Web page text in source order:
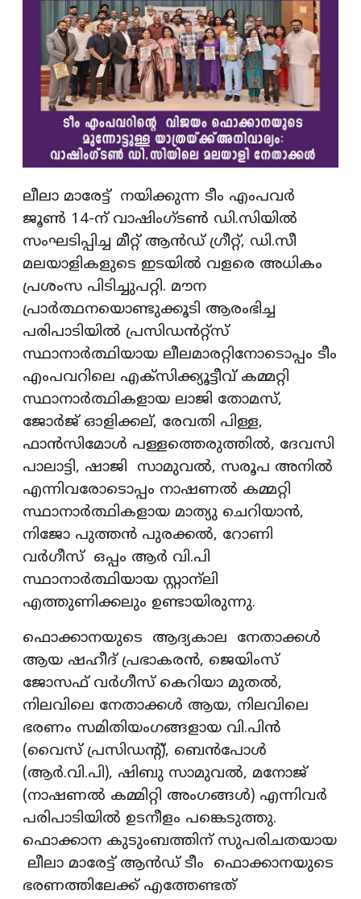
ലീലാ മാരേട്ട് നയിക്കുന്ന ടീം എംപവര്‍
ജൂൺ 14-ന് വാഷിംഗ്ടൺ ഡി.സിയിൽ
സംഘടിപ്പിച്ച മീറ്റ് ആന്‍ഡ് ഗ്രീറ്റ്, ഡി.സീ
മലയാളികളുടെ ഇടയിൽ വളരെ അധികം
പ്രശംസ പിടിച്ചുപറ്റി. മൗന
പ്രാർത്ഥനയൊണ്ടുക്കൂടി ആരംഭിച്ച
പരിപാടിയിൽ പ്രസിഡൻറ്റ്സ്
സ്ഥാനാർത്ഥിയായ ലീലമാരറ്റിനോടൊപ്പം ടീം
എംപവറിലെ എക്സിക്ക്യൂട്ടീവ് കമ്മറ്റി
സ്ഥാനാർത്ഥികളായ ലാജി തോമസ്,
ജോർജ് ഓളിക്കല്, രേവതി പിള്ള,
ഫാൻസിമോൾ പള്ളത്തെരുത്തിൽ, ദേവസി
പാലാട്ടി, ഷാജി സാമുവൽ, സരൂപ അനിൽ
എന്നിവരോടൊപ്പം നാഷണൽ കമ്മറ്റി
സ്ഥാനാർത്ഥികളായ മാത്യു ചെറിയാൻ,
നിജോ പുത്തൻ പുരക്കൽ, റോണി
വർഗീസ് ഒപ്പം ആര്‍ വി.പി
സ്ഥാനാർത്ഥിയായ സ്റ്റാന്ലി
എത്തുണിക്കലും ഉണ്ടായിരുന്നു.
ഫൊക്കാനയുടെ ആദ്യകാല നേതാക്കൾ
ആയ ഷഹീദ് പ്രഭാകരൻ, ജെയിംസ്
ജോസഫ് വർഗീസ് കെറിയാ മുതൽ,
നിലവിലെ നേതാക്കൾ ആയ, നിലവിലെ
ഭരണം സമിതിയംഗങ്ങളായ വി.പിൻ
(വൈസ് പ്രസിഡന്റ്), ബെൻപോൾ
(ആർ.വി.പി), ഷിബു സാമുവൽ, മനോജ്
(നാഷണൽ കമ്മിറ്റി അംഗങ്ങൾ) എന്നിവർ
പരിപാടിയിൽ ഉടനീളം പങ്കെടുത്തു.
ഫൊക്കാന കുടുംബത്തിന് സുപരിചതയായ
ലീലാ മാരേട്ട് ആൻഡ് ടീം ഫൊക്കാനയുടെ
ഭരണത്തിലേക്ക് എത്തേണ്ടത്